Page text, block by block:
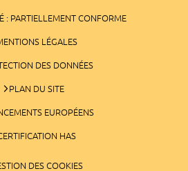
: PARTIELLEMENT CONFORME
LÉGALES
DES DONNÉES
PLAN DU SITE
EUROPÉENS
HAS
DES COOKIES